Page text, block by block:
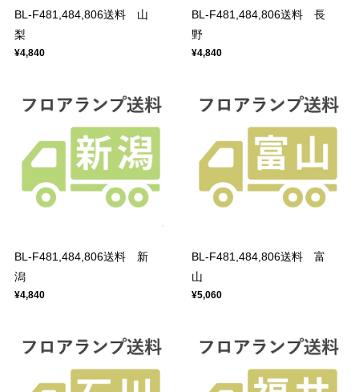
BL-F481,484,806送料 山
梨
¥4,840
BL-F481,484,806送料 長
野
¥4,840
BL-F481,484,806送料 新
潟
¥4,840
BL-F481,484,806送料 富
山
¥5,060